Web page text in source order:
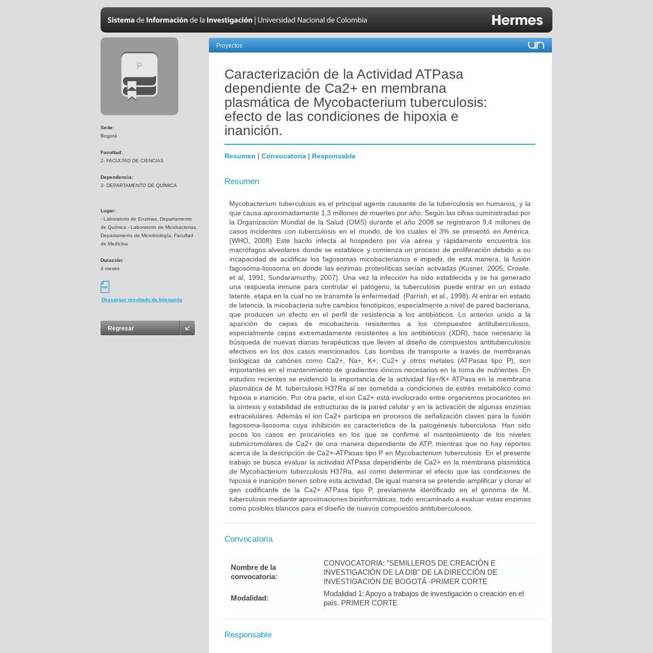
Sede:
Bogotá
Facultad:
2- FACULTAD DE CIENCIAS
Dependencia:
2- DEPARTAMENTO DE QUÍMICA
Lugar:
- Laboratorio de Enzimas, Departamento
de Química - Laboratorio de Micobacterias,
Departamento de Microbiología, Facultad
de Medicina
Duración:
4 meses
Descargar resultado de búsqueda
Regresar
Proyectos
Caracterización de la Actividad ATPasa
dependiente de Ca2+ en membrana
plasmática de Mycobacterium tuberculosis:
efecto de las condiciones de hipoxia e
inanición.
Resumen | Convocatoria | Responsable
Resumen
Mycobacterium tuberculosis es el principal agente causante de la tuberculosis en humanos, y la
que causa aproximadamente 1,3 millones de muertes por año. Según las cifras suministradas por
la Organización Mundial de la Salud (OMS) durante el año 2008 se registraron 9,4 millones de
casos incidentes con tuberculosis en el mundo, de los cuales el 3% se presentó en América.
(WHO, 2008) Este bacilo infecta al hospedero por vía aérea y rápidamente encuentra los
macrófagos alveolares donde se establece y comienza un proceso de proliferación debido a su
incapacidad de acidificar los fagosomas micobacterianos e impedir, de esta manera, la fusión
fagosoma-lisosoma en donde las enzimas proteolíticas serían activadas (Kusner, 2005; Crowle,
et al, 1991; Sundaramurthy, 2007). Una vez la infección ha sido establecida y se ha generado
una respuesta inmune para controlar el patógeno, la tuberculosis puede entrar en un estado
latente, etapa en la cual no se transmite la enfermedad. (Parrish, et al., 1998). Al entrar en estado
de latencia, la micobacteria sufre cambios fenotípicos, especialmente a nivel de pared bacteriana,
que producen un efecto en el perfil de resistencia a los antibióticos. Lo anterior unido a la
aparición de cepas de micobacteria resisitentes a los compuestos antituberculosos,
especialmente cepas extremadamente resistentes a los antibióticos (XDR), hace necesario la
búsqueda de nuevas dianas terapéuticas que lleven al diseño de compuestos antituberculosos
efectivos en los dos casos mencionados. Las bombas de transporte a través de membranas
biológicas de catiónes como Ca2+, Na+, K+, Cu2+ y otros metales (ATPasas tipo P), son
importantes en el mantenimiento de gradientes iónicos necesarios en la toma de nutrientes. En
estudios recientes se evidenció la importancia de la actividad Na+/K+ ATPasa en la membrana
plasmática de M. tuberculosis H37Ra al ser sometida a condiciones de estrés metabólico como
hipoxia e inanición. Por otra parte, el ion Ca2+ está involucrado entre organismos procariotes en
la síntesis y estabilidad de estructuras de la pared celular y en la activación de algunas enzimas
extracelulares. Además el ion Ca2+ participa en procesos de señalización claves para la fusión
fagosoma-lisosoma cuya inhibición es característica de la patogénesis tuberculosa. Han sido
pocos los casos en procariotes en los que se confirme el mantenimiento de los niveles
submicromolares de Ca2+ de una manera dependiente de ATP, mientras que no hay reportes
acerca de la descripción de Ca2+-ATPasas tipo P en Mycobacterium tuberculosis. En el presente
trabajo se busca evaluar la actividad ATPasa dependiente de Ca2+ en la membrana plasmática
de Mycobacterium tuberculosis H37Ra, así como determinar el efecto que las condiciones de
hipoxia e inanición tienen sobre esta actividad. De igual manera se pretende amplificar y clonar el
gen codificante de la Ca2+ ATPasa tipo P, previamente identificado en el genoma de M.
tuberculosis mediante aproximaciones bioinformáticas, todo encaminado a evaluar estas enzimas
como posibles blancos para el diseño de nuevos compuestos antituberculosos.
Convocatoria
Nombre de la
convocatoria:
CONVOCATORIA: "SEMILLEROS DE CREACIÓN E
INVESTIGACIÓN DE LA DIB" DE LA DIRECCIÓN DE
INVESTIGACIÓN DE BOGOTÁ -PRIMER CORTE
Modalidad:
Modalidad 1: Apoyo a trabajos de investigación o creación en el
país. PRIMER CORTE
Responsable